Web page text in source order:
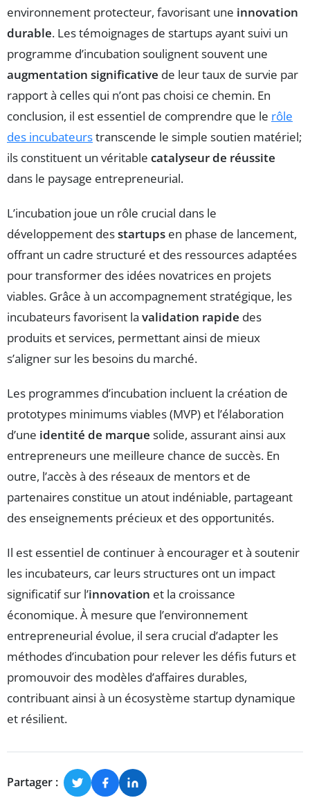
environnement protecteur, favorisant une innovation
durable. Les témoignages de startups ayant suivi un
programme d’incubation soulignent souvent une
augmentation significative de leur taux de survie par
rapport à celles qui n’ont pas choisi ce chemin. En
conclusion, il est essentiel de comprendre que le rôle
des incubateurstranscende le simple soutien matériel;
ils constituent un véritable catalyseur de réussite
dans le paysage entrepreneurial.
L’incubation joue un rôle crucial dans le
développement desstartups en phase de lancement,
offrant un cadre structuré et des ressources adaptées
pour transformer des idées novatrices en projets
viables. Grâce à un accompagnement stratégique, les
incubateurs favorisent la validation rapide des
produits et services, permettant ainsi de mieux
s’aligner sur les besoins du marché.
Les programmes d’incubation incluent la création de
prototypes minimums viables (MVP) et l’élaboration
d’une identité de marque solide, assurant ainsi aux
entrepreneurs une meilleure chance de succès. En
outre, l’accès à des réseaux de mentors et de
partenaires constitue un atout indéniable, partageant
des enseignements précieux et des opportunités.
Il est essentiel de continuer à encourager et à soutenir
les incubateurs, car leurs structures ont un impact
significatif sur l’innovation et la croissance
économique. À mesure que l’environnement
entrepreneurial évolue, il sera crucial d’adapter les
méthodes d’incubation pour relever les défis futurs et
promouvoir des modèles d’affaires durables,
contribuant ainsi à un écosystème startup dynamique
et résilient.
Partager :